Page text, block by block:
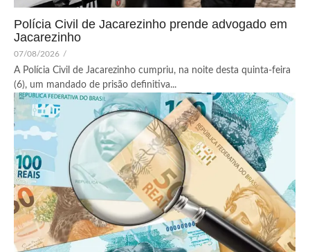
Polícia Civil de Jacarezinho prende advogado em
Jacarezinho
07/08/2026 /
A Polícia Civil de Jacarezinho cumpriu, na noite desta quinta-feira
(6), um mandado de prisão definitiva...